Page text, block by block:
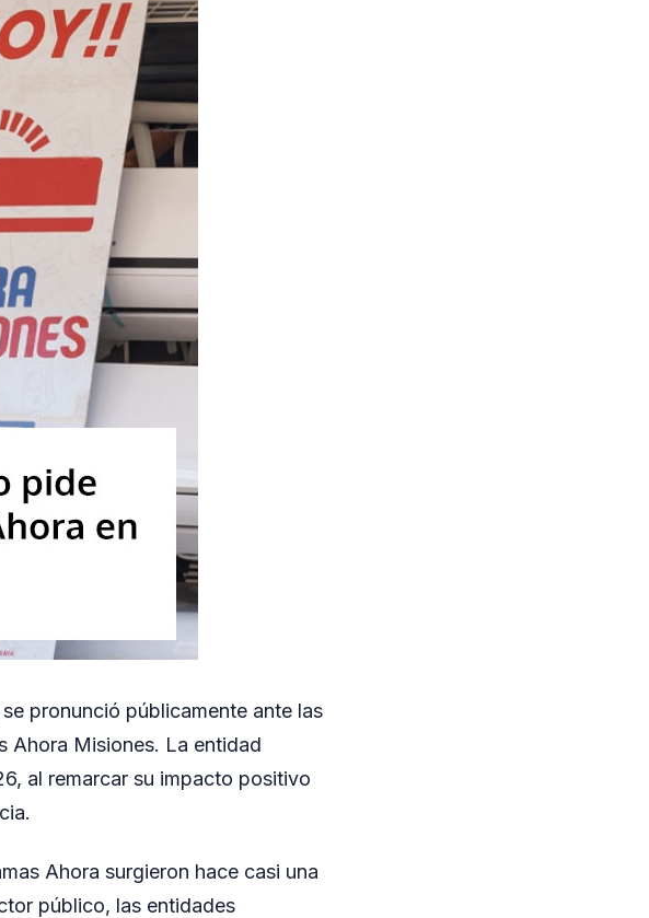
pronunció públicamente ante las
Ahora Misiones. La entidad
al remarcar su impacto positivo
Ahora surgieron hace casi una
público, las entidades